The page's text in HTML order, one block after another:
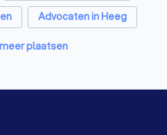
Advocaten in Heeg
Advocaten in Rotterdam
plaatsen